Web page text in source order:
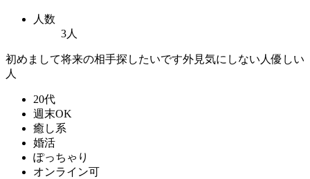
人数
3人
初めまして将来の相手探したいです外見気にしない人優しい
人
20代
週末OK
癒し系
婚活
ぽっちゃり
オンライン可